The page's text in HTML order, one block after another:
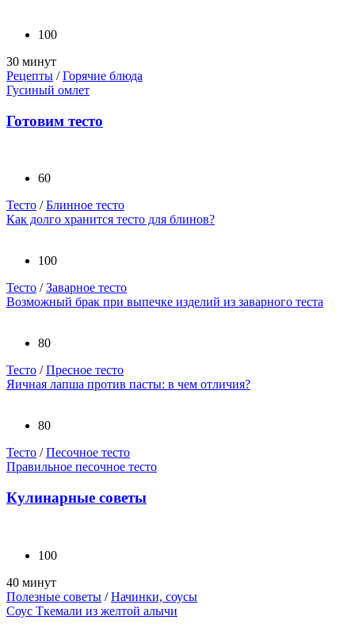
100
30 минут
Рецепты /Горячие блюда
Гусиный омлет
Готовим тесто
60
Тесто /Блинное тесто
Как долго хранится тесто для блинов?
100
Тесто /Заварное тесто
Возможный брак при выпечке изделий из заварного теста
80
Тесто /Пресное тесто
Яичная лапша против пасты: в чем отличия?
80
Тесто /Песочное тесто
Правильное песочное тесто
Кулинарные советы
100
40 минут
Полезные советы /Начинки, соусы
Соус Ткемали из желтой алычи